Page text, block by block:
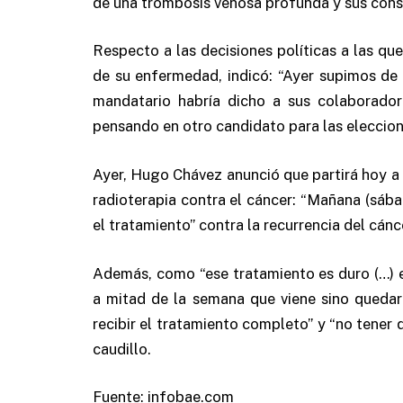
Respecto a las decisiones políticas a las
de su enfermedad, indicó: “Ayer supimos
mandatario habría dicho a sus
pensando en otro candidato para las
Ayer, Hugo Chávez anunció que partirá hoy
radioterapia contra el cáncer: “Mañana
el tratamiento” contra la recurrencia del
Además, como “ese tratamiento es duro
a mitad de la semana que viene sino
recibir el tratamiento completo” y “no tener
caudillo.
Fuente: infobae.com